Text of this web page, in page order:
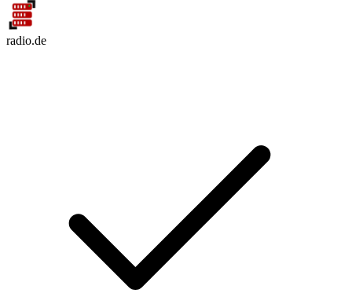
radio.de